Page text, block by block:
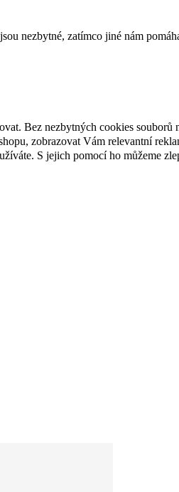
nezbytné, zatímco jiné nám
Bez nezbytných cookies souborů
zobrazovat Vám relevantní
S jejich pomocí ho můžeme